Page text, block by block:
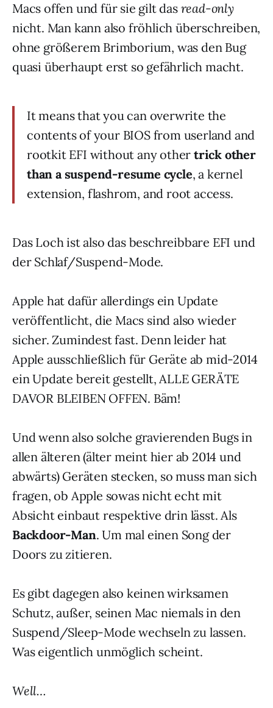
Macs offen und für sie gilt das read-only
nicht. Man kann also fröhlich überschreiben,
ohne größerem Brimborium, was den Bug
quasi überhaupt erst so gefährlich macht.
It means that you can overwrite the
contents of your BIOS from userland and
rootkit EFI without any othertrick other
than a suspend-resume cycle, a kernel
extension, flashrom, and root access.
Das Loch ist also das beschreibbare EFI und
der Schlaf/Suspend-Mode.
Apple hat dafür allerdings ein Update
veröffentlicht, die Macs sind also wieder
sicher. Zumindest fast. Denn leider hat
Apple ausschließlich für Geräte ab mid-2014
ein Update bereit gestellt, ALLE GERÄTE
DAVOR BLEIBEN OFFEN. Bäm!
Und wenn also solche gravierenden Bugs in
allen älteren (älter meint hier ab 2014 und
abwärts) Geräten stecken, so muss man sich
fragen, ob Apple sowas nicht echt mit
Absicht einbaut respektive drin lässt. Als
Backdoor-Man. Um mal einen Song der
Doors zu zitieren.
Es gibt dagegen also keinen wirksamen
Schutz, außer, seinen Mac niemals in den
Suspend/Sleep-Mode wechseln zu lassen.
Was eigentlich unmöglich scheint.
Well…